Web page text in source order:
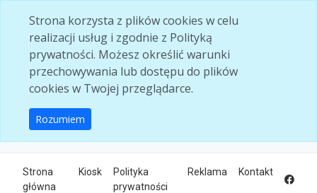
Strona korzysta z plików cookies w celu
realizacji usług i zgodnie z Polityką
prywatności. Możesz określić warunki
przechowywania lub dostępu do plików
cookies w Twojej przeglądarce.
Rozumiem
Strona
główna
Kiosk
Polityka
prywatności
Reklama Kontakt